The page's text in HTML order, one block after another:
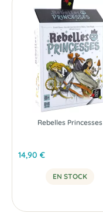
Rebelles Princesses
14,90 €
EN STOCK